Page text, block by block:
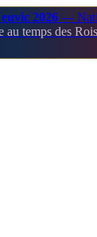
2026 —
au temps des